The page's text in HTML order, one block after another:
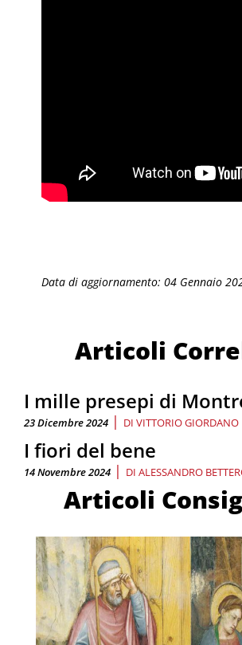
Data di aggiornamento: 04 Gennaio
Articoli
I mille presepi di
23 Dicembre 2024 | DI VITTORIO GIORDANO
I fiori del bene
14 Novembre 2024 | DI ALESSANDRO
Articoli